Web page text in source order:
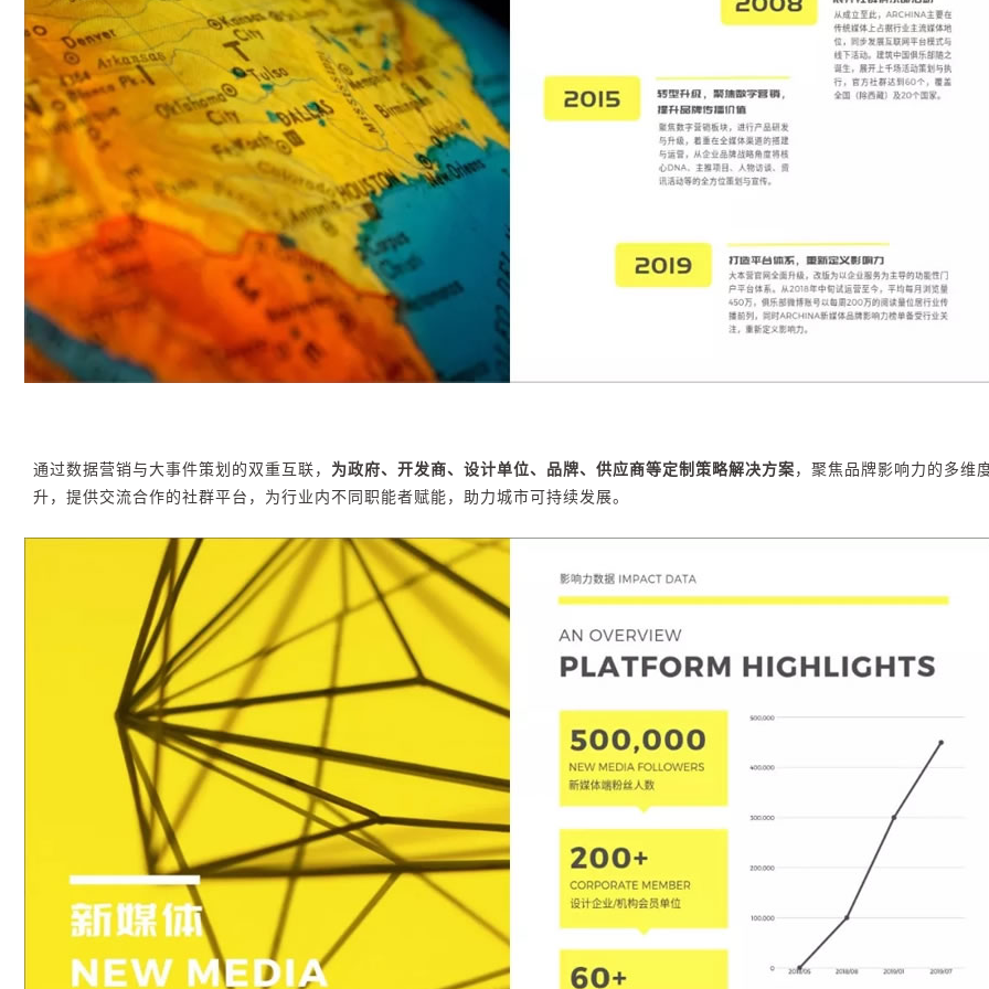
通过数据营销与大事件策划的双重互联， 为政府、开发商、设计单位、品牌、供应商等定制策略解决方案 ，聚焦品牌影响力的多维
升，提供交流合作的社群平台，为行业内不同职能者赋能，助力城市可持续发展。